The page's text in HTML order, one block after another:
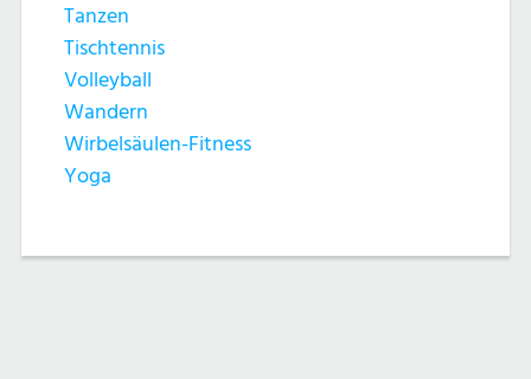
Tanzen
Tischtennis
Volleyball
Wandern
Wirbelsäulen-Fitness
Yoga